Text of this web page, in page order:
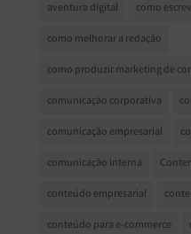
aventura digital como
como melhorar a redação
como produzir marketing de
comunicação corporativa
comunicação empresarial
comunicação interna
conteúdo empresarial
conteúdo para e-commerce